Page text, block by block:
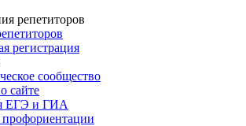
репетиторов
регистрация
сообщество
сайте
ЕГЭ и ГИА